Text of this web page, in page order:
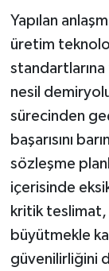
​Yapılan
üretim
nesil
sürecinden
başarısını
sözleşme
içerisinde
kritik teslimat,
büyütmekle
güvenilirliğini